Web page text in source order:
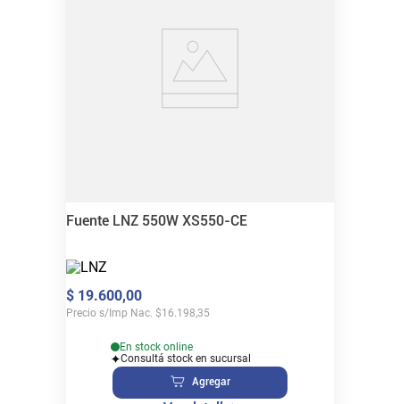
Fuente LNZ 550W XS550-CE
$ 19.600,00
Precio s/Imp Nac. $16.198,35
En stock online
Consultá stock en sucursal
Agregar